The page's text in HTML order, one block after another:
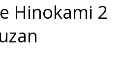
Hinokami 2